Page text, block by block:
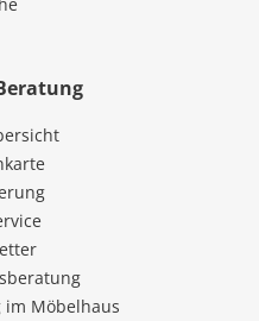
Möbelhaus